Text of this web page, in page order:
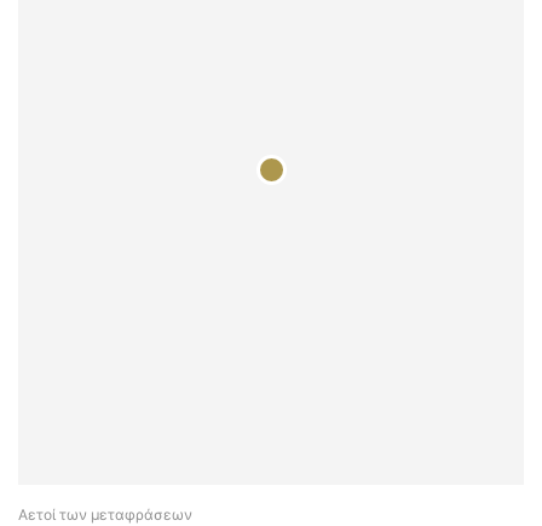
Αετοί των μεταφράσεων